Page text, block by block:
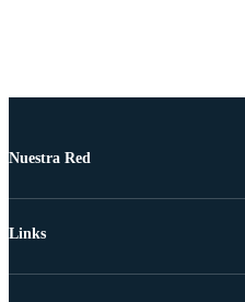
Nuestra Red
Links